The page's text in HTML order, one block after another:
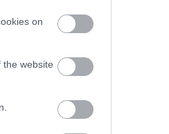
on
the website